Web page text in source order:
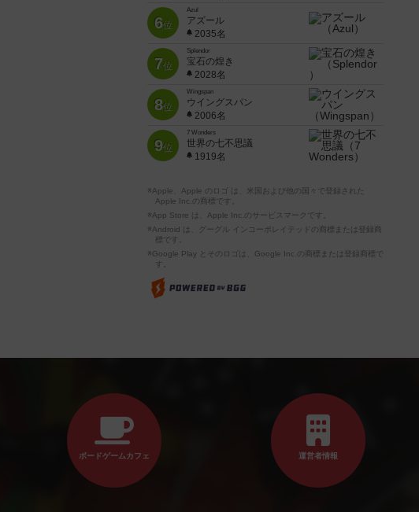
6位
Azul
アズール
2035名
7位
Splendor
宝石の煌き
2028名
8位
Wingspan
ウイングスパン
2006名
9位
7 Wonders
世界の七不思議
1919名
※Apple、Apple のロゴ は、米国および他の国々で登録された
Apple Inc.の商標です。
※App Store は、Apple Inc.のサービスマークです。
※Android は、グーグル インコーポレイテッドの商標または登録商
標です。
※Google Play とそのロゴは、Google Inc.の商標または登録商標で
す。
ボードゲームカフェ 運営者情報